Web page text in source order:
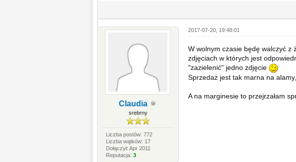
Claudia
srebrny
Liczba postów: 772
Liczba wątków: 17
Dołączył: Apr 2011
Reputacja:3
2017-07-20, 19:48:01
W wolnym czasie będę walczyć z
zdjęciach w których jest
"zazielenić" jedno zdjęcie
Sprzedaż jest tak marna na
A na marginesie to przejrzałam